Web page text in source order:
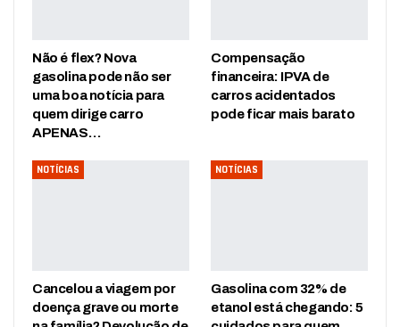
Não é flex? Nova
gasolina pode não ser
uma boa notícia para
quem dirige carro
APENAS…
Compensação
financeira: IPVA de
carros acidentados
pode ficar mais barato
NOTÍCIAS
Cancelou a viagem por
doença grave ou morte
NOTÍCIAS
Gasolina com 32% de
etanol está chegando: 5